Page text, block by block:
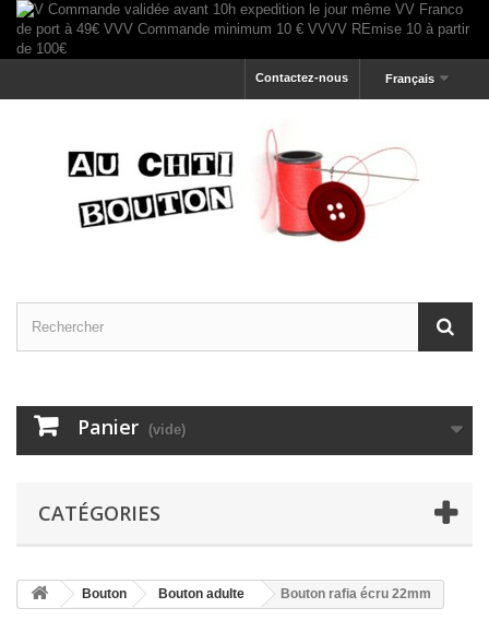
Français
Contactez-nous
Panier (vide)
CATÉGORIES
Bouton Bouton adulte Bouton rafia écru 22mm